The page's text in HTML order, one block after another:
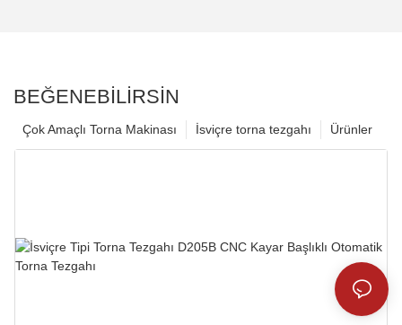
BEĞENEBILIRSIN
Ürünler
İsviçre torna tezgahı
Çok Amaçlı Torna Makinası